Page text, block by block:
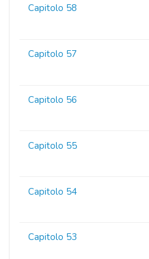
Capitolo 58
Capitolo 57
Capitolo 56
Capitolo 55
Capitolo 54
Capitolo 53